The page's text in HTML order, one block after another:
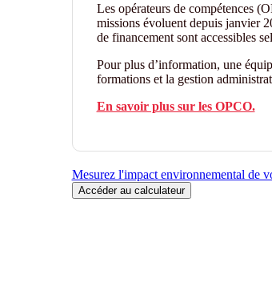
Les opérateurs de compétences
missions évoluent depuis janvier
de financement sont accessibles
Pour plus d’information, une
formations et la gestion
En savoir plus sur les OPCO.
Mesurez l'impact environnemental de
Accéder au calculateur